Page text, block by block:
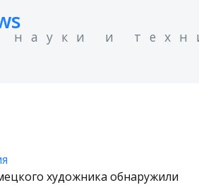
науки и
художника обнаружили